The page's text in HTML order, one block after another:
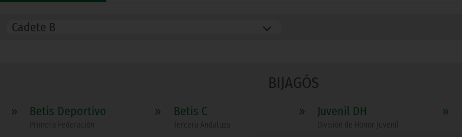
BIJAGÓS
» Betis Deportivo
Primera Federación
» Betis C
Tercera Andaluza
» Juvenil DH
División de Honor Juvenil
»